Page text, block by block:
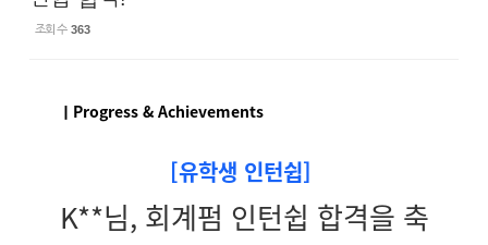
조회 수 363
ㅣProgress & Achievements
[유학생 인턴쉽]
K**님, 회계펌 인턴쉽 합격을 축